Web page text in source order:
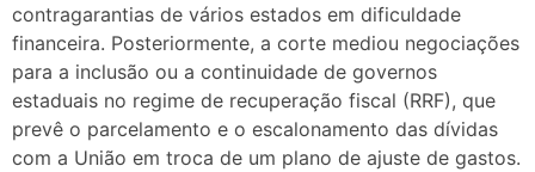
contragarantias de vários estados em dificuldade
financeira. Posteriormente, a corte mediou negociações
para a inclusão ou a continuidade de governos
estaduais no regime de recuperação fiscal (RRF), que
prevê o parcelamento e o escalonamento das dívidas
com a União em troca de um plano de ajuste de gastos.